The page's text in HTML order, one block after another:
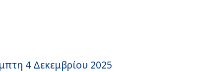
4 Δεκεμβρίου 2025